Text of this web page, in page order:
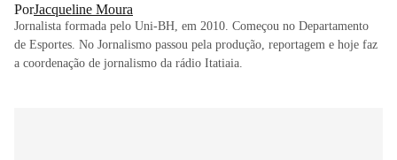
PorJacqueline Moura
Jornalista formada pelo Uni-BH, em 2010. Começou no Departamento
de Esportes. No Jornalismo passou pela produção, reportagem e hoje faz
a coordenação de jornalismo da rádio Itatiaia.